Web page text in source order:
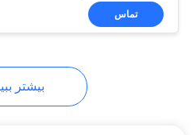
پودر
تماس
بیشتر